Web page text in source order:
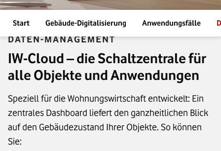
Start Gebäude-Digitalisierung Anwendungsfälle
DATEN-MANAGEMENT
IW-Cloud – die Schaltzentrale für
alle Objekte und Anwendungen
Speziell für die Wohnungswirtschaft entwickelt: Ein
zentrales Dashboard liefert den ganzheitlichen Blick
auf den Gebäudezustand Ihrer Objekte. So können
Sie: